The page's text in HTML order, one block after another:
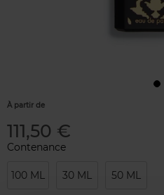
À partir de
111,50 €
Contenance
100 ML 30 ML 50 ML